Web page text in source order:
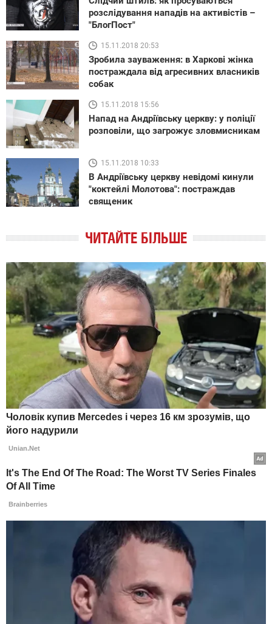
розслідування нападів на активістів –
"БлогПост"
15.11.2018 20:53
Зробила зауваження: в Харкові жінка
постраждала від агресивних власників
собак
15.11.2018 15:56
Напад на Андріївську церкву: у поліції
розповіли, що загрожує зловмисникам
15.11.2018 10:33
В Андріївську церкву невідомі кинули
"коктейлі Молотова": постраждав
священик
ЧИТАЙТЕ БІЛЬШЕ